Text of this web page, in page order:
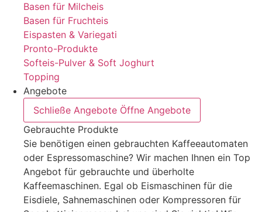
Basen für Milcheis
Basen für Fruchteis
Eispasten & Variegati
Pronto-Produkte
Softeis-Pulver & Soft Joghurt
Topping
Angebote
Schließe Angebote Öffne Angebote
Gebrauchte Produkte
Sie benötigen einen gebrauchten Kaffeeautomaten
oder Espressomaschine? Wir machen Ihnen ein Top
Angebot für gebrauchte und überholte
Kaffeemaschinen. Egal ob Eismaschinen für die
Eisdiele, Sahnemaschinen oder Kompressoren für